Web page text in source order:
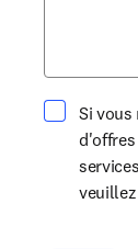
Si vous